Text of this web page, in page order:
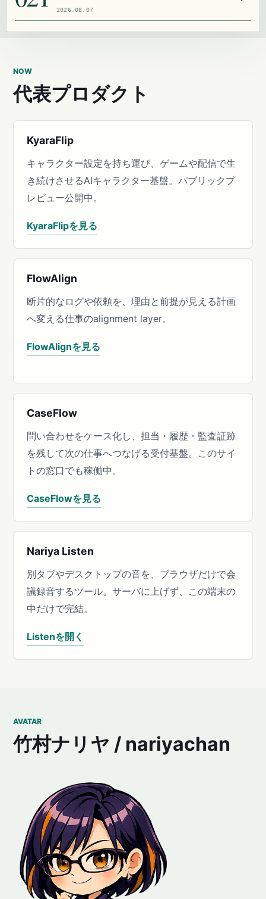
2026.08.07
NOW
代表プロダクト
KyaraFlip
キャラクター設定を持ち運び、ゲームや配信で生
き続けさせるAIキャラクター基盤。パブリックプ
レビュー公開中。
KyaraFlipを見る
FlowAlign
断片的なログや依頼を、理由と前提が見える計画
へ変える仕事のalignment layer。
FlowAlignを見る
CaseFlow
問い合わせをケース化し、担当・履歴・監査証跡
を残して次の仕事へつなげる受付基盤。このサイ
トの窓口でも稼働中。
CaseFlowを見る
Nariya Listen
別タブやデスクトップの音を、ブラウザだけで会
議録音するツール。サーバに上げず、この端末の
中だけで完結。
Listenを開く
AVATAR
竹村ナリヤ / nariyachan